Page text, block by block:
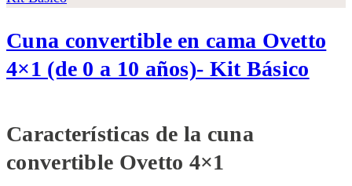
Cuna convertible en cama Ovetto
4×1 (de 0 a 10 años)- Kit Básico
Características de la cuna
convertible Ovetto 4×1